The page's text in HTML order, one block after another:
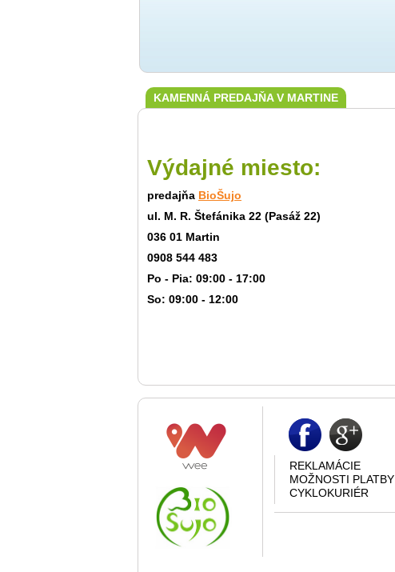
KAMENNÁ PREDAJŇA V MARTINE
Výdajné miesto:
predajňa BioŠujo
ul. M. R. Štefánika 22 (Pasáž 22)
036 01 Martin
0908 544 483
Po - Pia: 09:00 - 17:00
So: 09:00 - 12:00
REKLAMÁCIE
MOŽNOSTI PLATBY
CYKLOKURIÉR